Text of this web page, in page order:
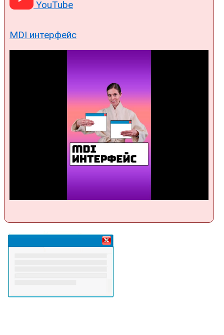
YouTube
MDI интерфейс